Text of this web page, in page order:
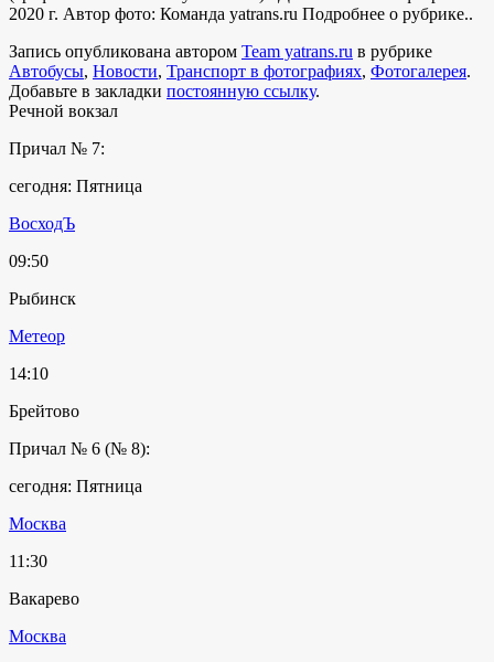
2020 г. Автор фото: Команда yatrans.ru Подробнее о рубрике..
Запись опубликована автором Team yatrans.ru в рубрике
Автобусы, Новости, Транспорт в фотографиях, Фотогалерея.
Добавьте в закладки постоянную ссылку.
Речной вокзал
Причал № 7:
сегодня: Пятница
ВосходЪ
09:50
Рыбинск
Метеор
14:10
Брейтово
Причал № 6 (№ 8):
сегодня: Пятница
Москва
11:30
Вакарево
Москва